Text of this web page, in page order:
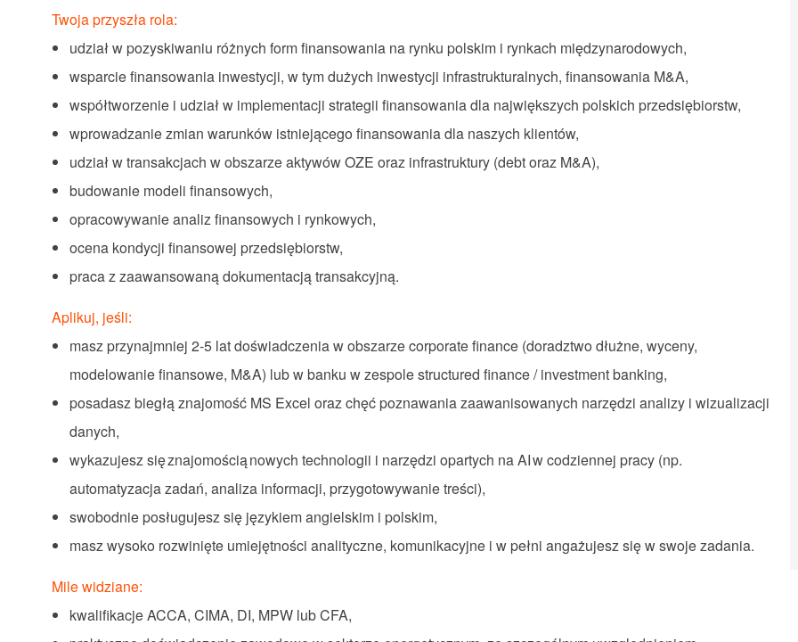
Twoja przyszła rola:
udział w pozyskiwaniu różnych form finansowania na rynku polskim i rynkach międzynarodowych,
wsparcie finansowania inwestycji, w tym dużych inwestycji infrastrukturalnych, finansowania M&A,
współtworzenie i udział w implementacji strategii finansowania dla największych polskich przedsiębiorstw,
wprowadzanie zmian warunków istniejącego finansowania dla naszych klientów,
udział w transakcjach w obszarze aktywów OZE oraz infrastruktury (debt oraz M&A),
budowanie modeli finansowych,
opracowywanie analiz finansowych i rynkowych,
ocena kondycji finansowej przedsiębiorstw,
praca z zaawansowaną dokumentacją transakcyjną.
Aplikuj, jeśli:
masz przynajmniej 2-5 lat doświadczenia w obszarze corporate finance (doradztwo dłużne, wyceny,
modelowanie finansowe, M&A) lub w banku w zespole structured finance / investment banking,
posadasz biegłą znajomość MS Excel oraz chęć poznawania zaawanisowanych narzędzi analizy i wizualizacji
danych,
wykazujesz się znajomością nowych technologii i narzędzi opartych na AI w codziennej pracy (np.
automatyzacja zadań, analiza informacji, przygotowywanie treści),
swobodnie posługujesz się językiem angielskim i polskim,
masz wysoko rozwinięte umiejętności analityczne, komunikacyjne i w pełni angażujesz się w swoje zadania.
Mile widziane:
kwalifikacje ACCA, CIMA, DI, MPW lub CFA,